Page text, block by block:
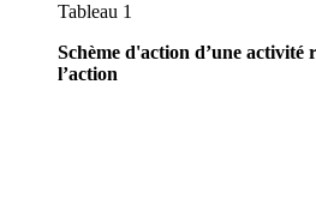
Tableau 1
Schème d'action d’une activité
l’action